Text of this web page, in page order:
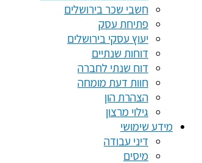
חשבי שכר בירושלים
פתיחת עסק
יעוץ עסקי בירושלים
דוחות שנתיים
דוח שנתי לחברה
חוות דעת מומחה
הצהרת הון
גילוי מרצון
מידע שימושי
דיני עבודה
מיסים